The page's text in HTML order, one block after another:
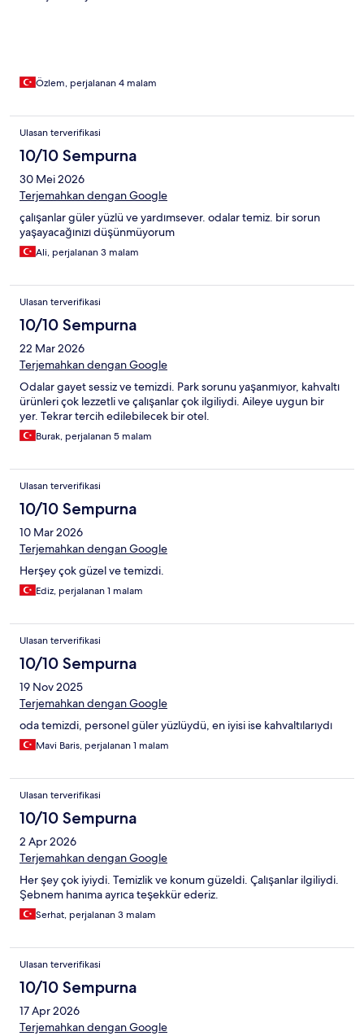
Özlem, perjalanan 4 malam
Ulasan terverifikasi
10/10 Sempurna
30 Mei 2026
Terjemahkan dengan Google
çalışanlar güler yüzlü ve yardımsever. odalar temiz. bir sorun
yaşayacağınızı düşünmüyorum
Ali, perjalanan 3 malam
Ulasan terverifikasi
10/10 Sempurna
22 Mar 2026
Terjemahkan dengan Google
Odalar gayet sessiz ve temizdi. Park sorunu yaşanmıyor, kahvaltı
ürünleri çok lezzetli ve çalışanlar çok ilgiliydi. Aileye uygun bir
yer. Tekrar tercih edilebilecek bir otel.
Burak, perjalanan 5 malam
Ulasan terverifikasi
10/10 Sempurna
10 Mar 2026
Terjemahkan dengan Google
Herşey çok güzel ve temizdi.
Ediz, perjalanan 1 malam
Ulasan terverifikasi
10/10 Sempurna
19 Nov 2025
Terjemahkan dengan Google
oda temizdi, personel güler yüzlüydü, en iyisi ise kahvaltılarıydı
Mavi Baris, perjalanan 1 malam
Ulasan terverifikasi
10/10 Sempurna
2 Apr 2026
Terjemahkan dengan Google
Her şey çok iyiydi. Temizlik ve konum güzeldi. Çalışanlar ilgiliydi.
Şebnem hanıma ayrıca teşekkür ederiz.
Serhat, perjalanan 3 malam
Ulasan terverifikasi
10/10 Sempurna
17 Apr 2026
Terjemahkan dengan Google